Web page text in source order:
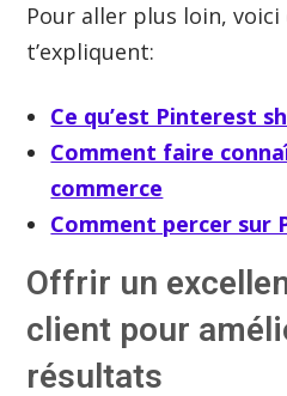
Pour aller plus loin,
t’expliquent:
Ce qu’est Pinterest
Comment faire
commerce
Comment percer sur
Offrir un
client pour
résultats